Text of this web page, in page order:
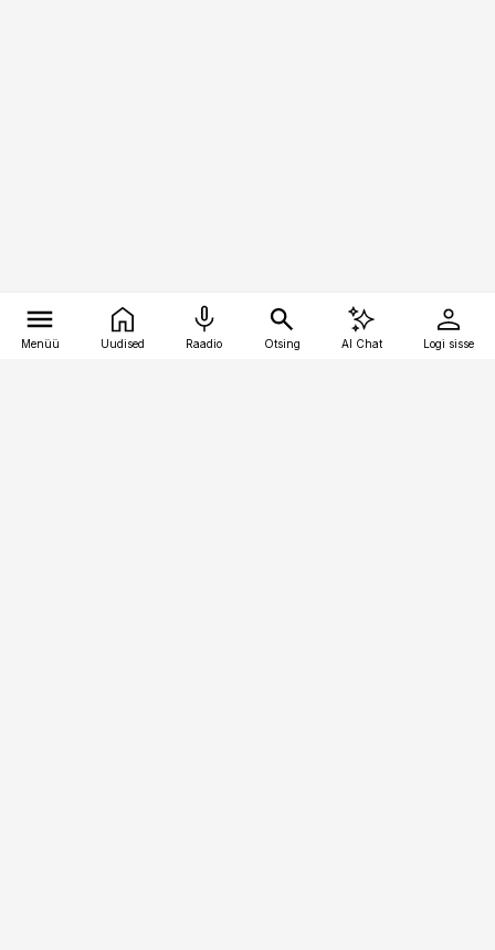
Menüü Uudised Raadio Otsing AI Chat Logi sisse